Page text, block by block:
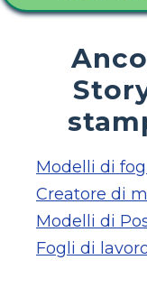
Modelli di
Creatore di
Modelli di
Fogli di